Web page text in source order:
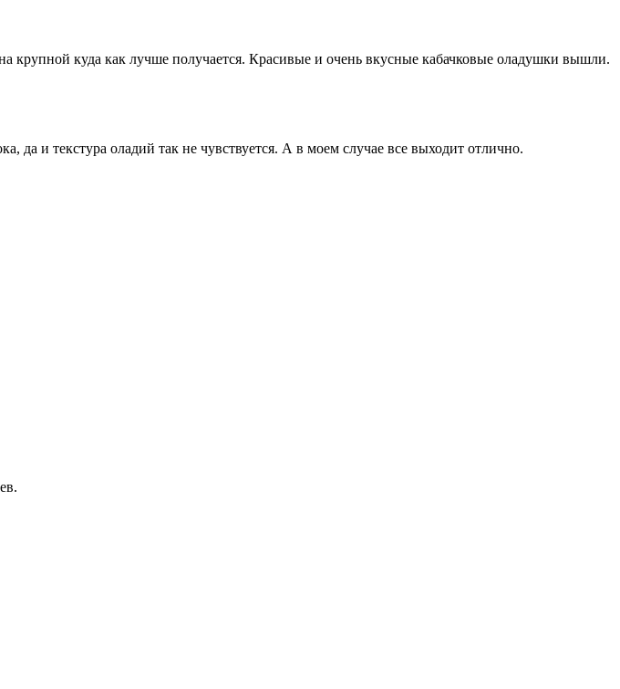
крупной куда как лучше получается. Красивые и очень вкусные кабачковые оладушки вышли.
да и текстура оладий так не чувствуется. А в моем случае все выходит отлично.